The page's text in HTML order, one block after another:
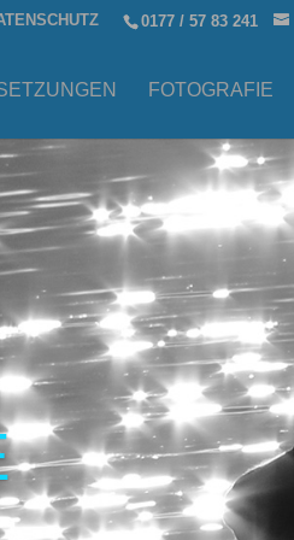
0177 / 57 83 241
FOTOGRAFIE